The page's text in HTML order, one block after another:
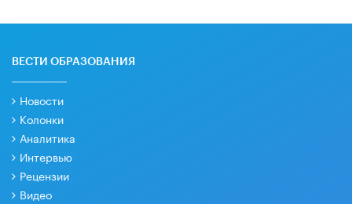
ВЕСТИ ОБРАЗОВАНИЯ
Новости
Колонки
Аналитика
Интервью
Рецензии
Видео